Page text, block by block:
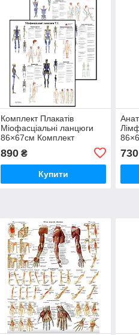
Комплект Плакатів
Міофасціальні ланцюги
86×67см Комплект
Вивчення міофасціальних
і м'язових ланцюгів
890₴
Купити
730